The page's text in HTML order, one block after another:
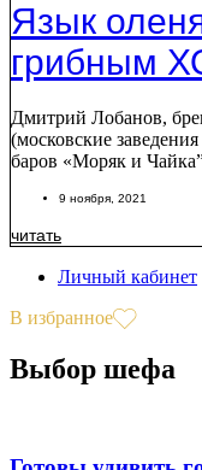
Язык
грибным
Дмитрий Лобанов,
(московские
баров «Моряк и
9 ноября, 2021
читать
Личный кабинет
В избранное
Выбор шефа